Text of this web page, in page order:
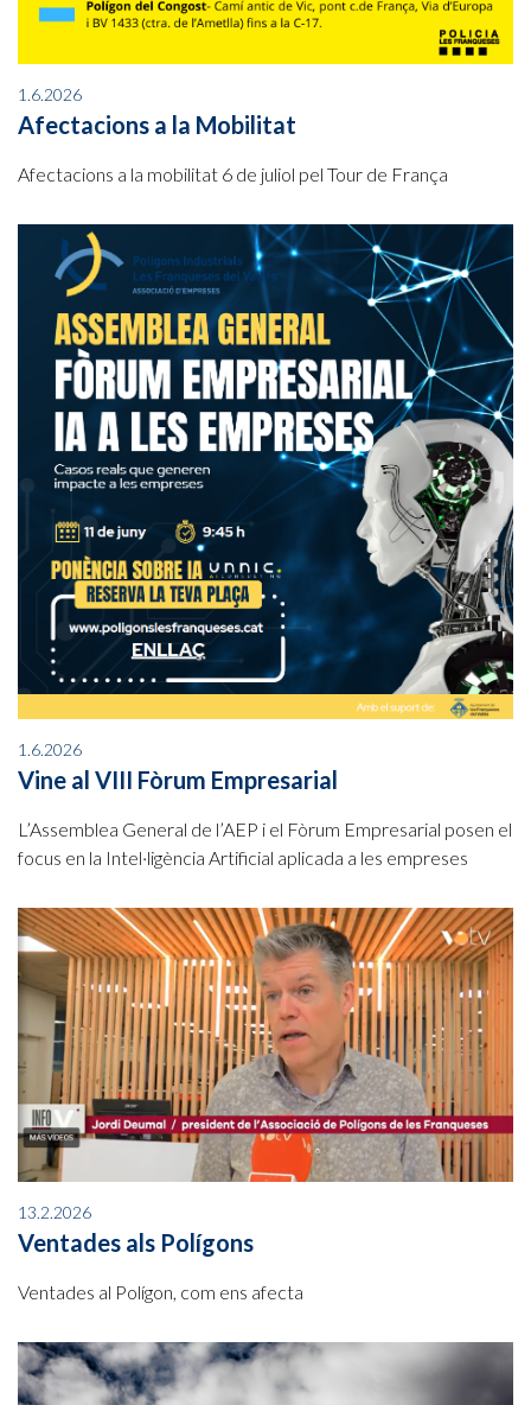
1.6.2026
Afectacions a la Mobilitat
Afectacions a la mobilitat 6 de juliol pel Tour de França
1.6.2026
Vine al VIII Fòrum Empresarial
L’Assemblea General de l’AEP i el Fòrum Empresarial posen el
focus en la Intel·ligència Artificial aplicada a les empreses
13.2.2026
Ventades als Polígons
Ventades al Polígon, com ens afecta